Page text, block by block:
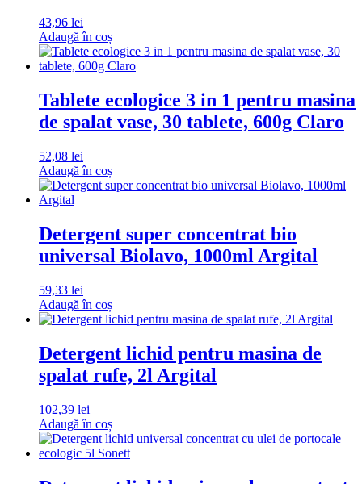
43,96 lei
Adaugă în coș
Tablete ecologice 3 in 1 pentru masina
de spalat vase, 30 tablete, 600g Claro
52,08 lei
Adaugă în coș
Detergent super concentrat bio
universal Biolavo, 1000ml Argital
59,33 lei
Adaugă în coș
Detergent lichid pentru masina de
spalat rufe, 2l Argital
102,39 lei
Adaugă în coș